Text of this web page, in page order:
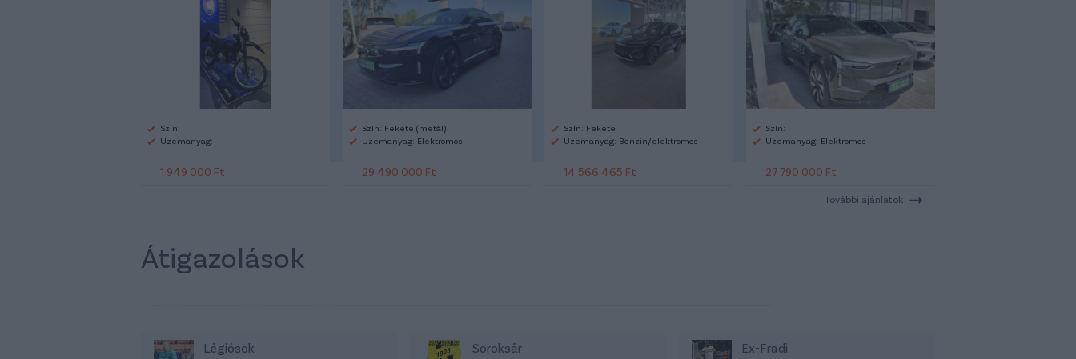
Szín:
Üzemanyag:
1 949 000 Ft
Szín: Fekete (metál)
Üzemanyag: Elektromos
29 490 000 Ft
Szín: Fekete
Üzemanyag: Benzin/elektromos
14 566 465 Ft
Szín:
Üzemanyag: Elektromos
27 790 000 Ft
További ajánlatok
Átigazolások
Légiósok Soroksár Ex-Fradi